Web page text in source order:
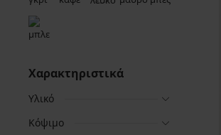
Χαρακτηριστικά
Υλικό
Κόψιμο